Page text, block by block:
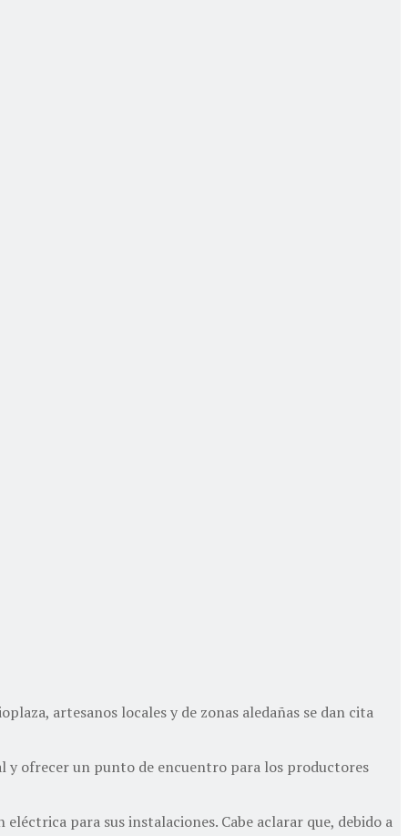
artesanos locales y de zonas aledañas se dan cita
y ofrecer un punto de encuentro para los productores
para sus instalaciones. Cabe aclarar que, debido a